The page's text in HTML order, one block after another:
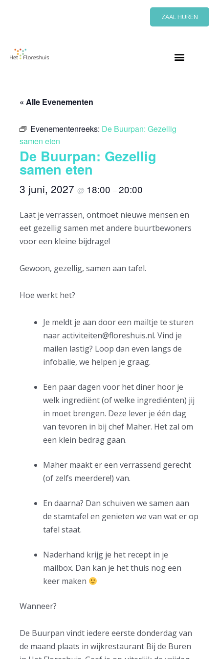
ZAAL HUREN
« Alle Evenementen
Evenementenreeks: De Buurpan: Gezellig
samen eten
De Buurpan: Gezellig
samen eten
3 juni, 2027 @ 18:00 –20:00
Laat je verrassen, ontmoet nieuwe mensen en
eet gezellig samen met andere buurtbewoners
voor een kleine bijdrage!
Gewoon, gezellig, samen aan tafel.
Hoe werkt het?
Je meldt je aan door een mailtje te sturen
naaractiviteiten@floreshuis.nl. Vind je
mailen lastig? Loop dan even langs de
infobalie, we helpen je graag.
Een paar dagen voor het diner hoor je
welk ingrediënt (of welke ingrediënten) jij
in moet brengen. Deze lever je één dag
van tevoren in bij chef Maher. Het zal om
een klein bedrag gaan.
Maher maakt er een verrassend gerecht
(of zelfs meerdere!) van.
En daarna? Dan schuiven we samen aan
de stamtafel en genieten we van wat er op
tafel staat.
Naderhand krijg je het recept in je
mailbox. Dan kan je het thuis nog een
keer maken
Wanneer?
De Buurpan vindt iedere eerste donderdag van
de maand plaats in wijkrestaurant Bij de Buren